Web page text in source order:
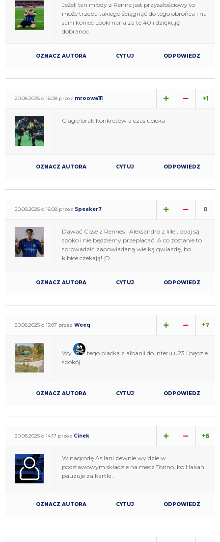
Jeżeli ten młody z Renne jest przyszłościowy to
może trzeba takiego ściągnąć do tego obrońca i na
sam koniec Lookmana za te 40 i dziękuję
dobranoc
OZNACZ AUTORA CYTUJ ODPOWIEDZ
20.08.2025 o 16:08 przez mroowa111 +1
Ciagle brak konkretów a czas ucieka
OZNACZ AUTORA CYTUJ ODPOWIEDZ
20.08.2025 o 16:08 przez Speaker7 0
Dawać Cisse z Rennes i Alexsandro z lille , obaj są
spoko i nie będziemy przepłacać. A co zostanie to
sprowadzić zapowiadaną wielką gwiazdę, bo
kibice czekają! ;D
OZNACZ AUTORA CYTUJ ODPOWIEDZ
20.08.2025 o 15:07 przez Weeq +7
Wy
tego placka z albanii do Interu u23 i będzie
spokój.
OZNACZ AUTORA CYTUJ ODPOWIEDZ
20.08.2025 o 14:17 przez Cinek +6
W nagrodę Asllani pewnie wyjdzie w
podstawowym składzie na mecz Torino, bo Hakan
pauzuje za kartki..
OZNACZ AUTORA CYTUJ ODPOWIEDZ